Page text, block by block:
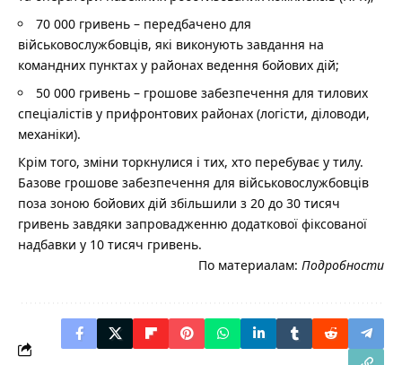
70 000 гривень – передбачено для
військовослужбовців, які виконують завдання на
командних пунктах у районах ведення бойових дій;
50 000 гривень – грошове забезпечення для тилових
спеціалістів у прифронтових районах (логісти, діловоди,
механіки).
Крім того, зміни торкнулися і тих, хто перебуває у тилу.
Базове грошове забезпечення для військовослужбовців
поза зоною бойових дій збільшили з 20 до 30 тисяч
гривень завдяки запровадженню додаткової фіксованої
надбавки у 10 тисяч гривень.
По материалам: Подробности